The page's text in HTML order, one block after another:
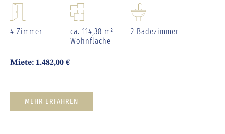
4 Zimmer
ca. 114,38 m²
Wohnfläche
2 Badezimmer
Miete: 1.482,00 €
MEHR ERFAHREN